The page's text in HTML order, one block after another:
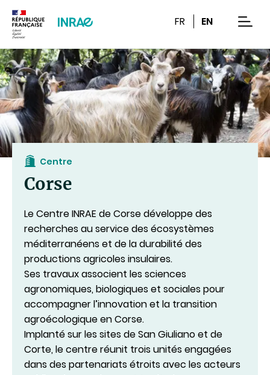
FR EN
Centre
Corse
Le Centre INRAE de Corse développe des
recherches au service des écosystèmes
méditerranéens et de la durabilité des
productions agricoles insulaires.
Ses travaux associent les sciences
agronomiques, biologiques et sociales pour
accompagner l’innovation et la transition
agroécologique en Corse.
Implanté sur les sites de San Giuliano et de
Corte, le centre réunit trois unités engagées
dans des partenariats étroits avec les acteurs